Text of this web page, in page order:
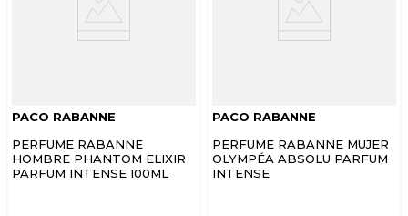
PACO RABANNE
PERFUME RABANNE
HOMBRE PHANTOM ELIXIR
PARFUM INTENSE 100ML
PACO RABANNE
PERFUME RABANNE MUJER
OLYMPÉA ABSOLU PARFUM
INTENSE